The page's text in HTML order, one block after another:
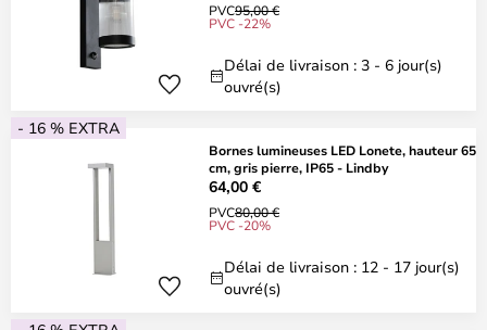
PVC95,00 €
PVC -22%
Délai de livraison : 3 - 6 jour(s)
ouvré(s)
- 16 % EXTRA
Bornes lumineuses LED Lonete, hauteur 65
cm, gris pierre, IP65 - Lindby
64,00 €
PVC80,00 €
PVC -20%
Délai de livraison : 12 - 17 jour(s)
ouvré(s)